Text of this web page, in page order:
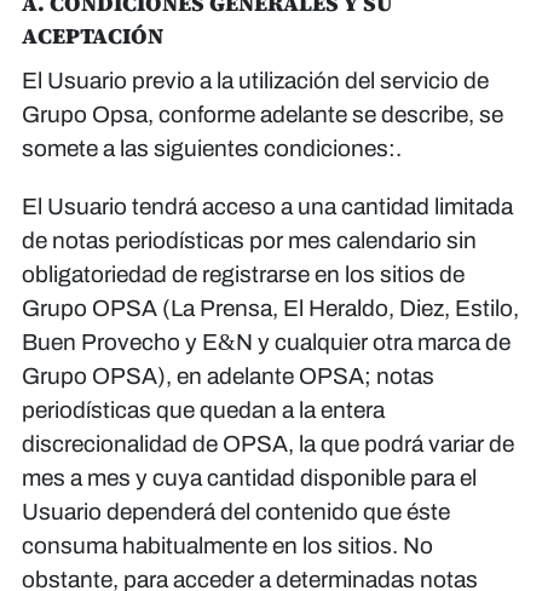
ACEPTACIÓN
El Usuario previo a la utilización del servicio de
Grupo Opsa, conforme adelante se describe, se
somete a las siguientes condiciones:.
El Usuario tendrá acceso a una cantidad limitada
de notas periodísticas por mes calendario sin
obligatoriedad de registrarse en los sitios de
Grupo OPSA (La Prensa, El Heraldo, Diez, Estilo,
Buen Provecho y E&N y cualquier otra marca de
Grupo OPSA), en adelante OPSA; notas
periodísticas que quedan a la entera
discrecionalidad de OPSA, la que podrá variar de
mes a mes y cuya cantidad disponible para el
Usuario dependerá del contenido que éste
consuma habitualmente en los sitios. No
obstante, para acceder a determinadas notas